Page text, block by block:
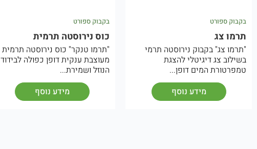
בקבוק ספורט
תרמו צג
"תרמו צג" בקבוק נירוסטה תרמי
בשילוב צג דיגיטלי להצגת
טמפרטורת המים דופן...
מידע נוסף
בקבוק ספורט
כוס נירוסטה תרמית
"תרמו טנקר" כוס נירוסטה תרמית
מעוצבת ענקית דופן כפולה לבידוד
הנוזל ושמירת...
מידע נוסף